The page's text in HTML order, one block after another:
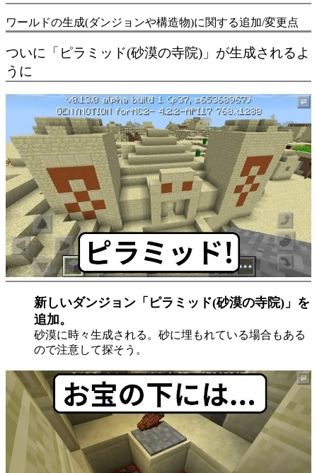
ワールドの生成(ダンジョンや構造物)に関する追加/変更点
ついに「ピラミッド(砂漠の寺院)」が生成されるよ
うに
新しいダンジョン「ピラミッド(砂漠の寺院)」を
追加。
砂漠に時々生成される。砂に埋もれている場合もある
ので注意して探そう。